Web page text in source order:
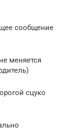
сообщение
меняется
сцуко